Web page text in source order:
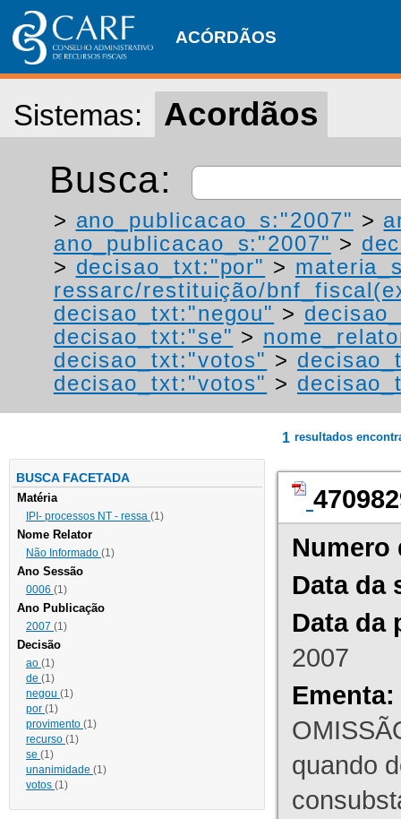
ACÓRDÃOS
Sistemas: Acordãos
Busca:
> ano_publicacao_s:"2007" >
ano_publicacao_s:"2007" >
> decisao_txt:"por" >
ressarc/restituição/
decisao_txt:"negou" >
decisao_txt:"se" >
decisao_txt:"votos" >
decisao_txt:"votos" >
BUSCA FACETADA
Matéria
IPI- processos NT - ressa (1)
Nome Relator
Não Informado (1)
Ano Sessão
0006 (1)
Ano Publicação
2007 (1)
Decisão
ao (1)
de (1)
negou (1)
por (1)
provimento (1)
recurso (1)
se (1)
unanimidade (1)
votos (1)
1 resultados
Numero
Data da
Data da
2007
Ementa:
quando